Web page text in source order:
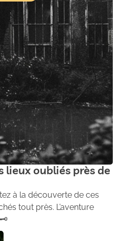
lieux oubliés près de
à la découverte de ces
tout près. L’aventure
🗝️